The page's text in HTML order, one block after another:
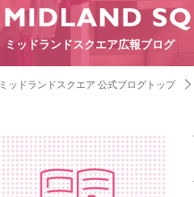
ミッドランドスクエア広報ブログ
ミッドランドスクエア 公式ブログトップ